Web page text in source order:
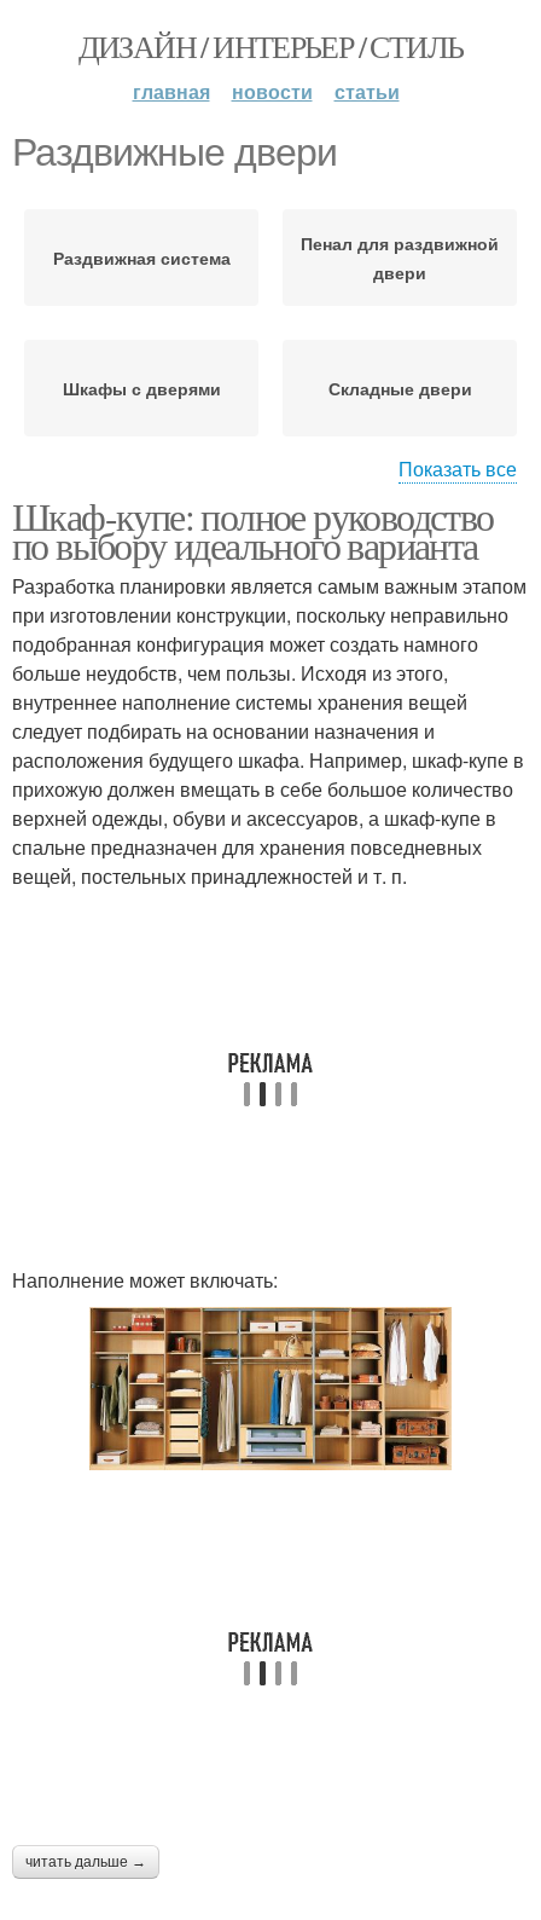
ДИЗАЙН / ИНТЕРЬЕР / СТИЛЬ
главная новости статьи
Раздвижные двери
Раздвижная система
Пенал для раздвижной
двери
Шкафы с дверями Складные двери
Распашные двери
карнизом
Двери в шкафах Межкомнатные двери
Двери для квартиры Двери по дизайну
Двери по качеству Щитовые двери
Двери в цвет Двери под цвет
Показать все
Шкаф-купе: полное руководство
по выбору идеального варианта
Разработка планировки является самым важным этапом
при изготовлении конструкции, поскольку неправильно
подобранная конфигурация может создать намного
больше неудобств, чем пользы. Исходя из этого,
внутреннее наполнение системы хранения вещей
следует подбирать на основании назначения и
расположения будущего шкафа. Например, шкаф-купе в
прихожую должен вмещать в себе большое количество
верхней одежды, обуви и аксессуаров, а шкаф-купе в
спальне предназначен для хранения повседневных
вещей, постельных принадлежностей и т. п.
Наполнение может включать:
читать дальше →